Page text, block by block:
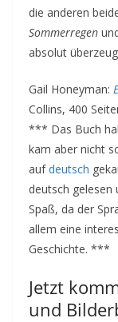
die anderen
Sommerregen
absolut
Gail Honeyman:
Collins, 400
*** Das Buch
kam aber nicht
aufdeutsch
deutsch
Spaß, da der
allem eine
Geschichte. ***
Jetzt
und